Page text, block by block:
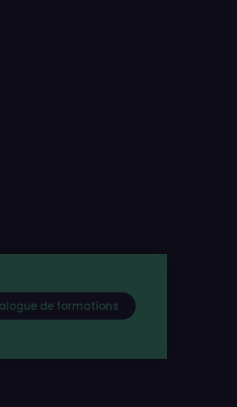
de formations